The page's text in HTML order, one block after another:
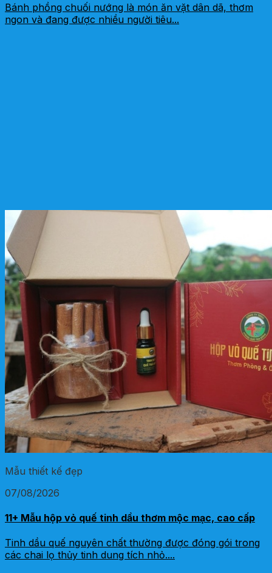
Bánh phồng chuối nướng là món ăn vặt dân dã, thơm
ngon và đang được nhiều người tiêu...
Mẫu thiết kế đẹp
07/08/2026
11+ Mẫu hộp vỏ quế tinh dầu thơm mộc mạc, cao cấp
Tinh dầu quế nguyên chất thường được đóng gói trong
các chai lọ thủy tinh dung tích nhỏ....